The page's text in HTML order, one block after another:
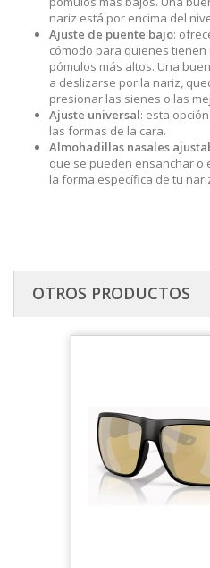
nariz está por encima del
Ajuste de puente bajo:
cómodo para quienes
pómulos más altos. Una
a deslizarse por la nariz,
presionar las sienes o las
Ajuste universal: esta
las formas de la cara.
Almohadillas nasales
que se pueden ensanchar
la forma específica de tu
OTROS PRODUCTOS